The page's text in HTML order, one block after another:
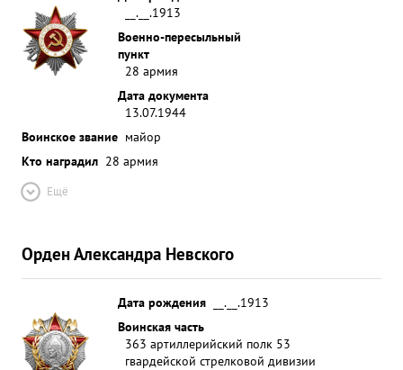
__.__.1913
Военно-пересыльный
пункт
28 армия
Дата документа
13.07.1944
Воинское звание майор
Кто наградил 28 армия
Ещё
Орден Александра Невского
Дата рождения
__.__.1913
Воинская часть
363 артиллерийский полк 53
гвардейской стрелковой дивизии